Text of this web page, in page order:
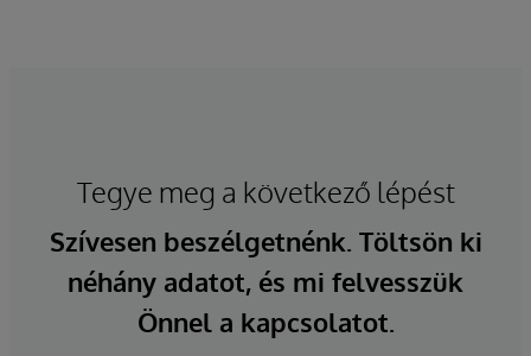
Tegye meg a következő lépést
Szívesen beszélgetnénk. Töltsön ki
néhány adatot, és mi felvesszük
Önnel a kapcsolatot.